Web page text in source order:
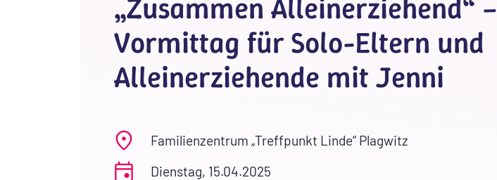
„Zusammen Alleinerziehend“ –
Vormittag für Solo-Eltern und
Alleinerziehende mit Jenni
Familienzentrum „Treffpunkt Linde“ Plagwitz
Dienstag, 15.04.2025